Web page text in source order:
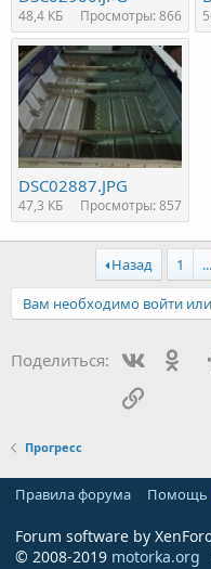
48,4 КБ Просмотры: 866
DSC02887.JPG
47,3 КБ Просмотры: 857
Назад 1 ...
Вам необходимо войти или
Поделиться:
Ссылка
Прогресс
Правила форума Помощь
Forum software by
© 2008-2019 motorka.org